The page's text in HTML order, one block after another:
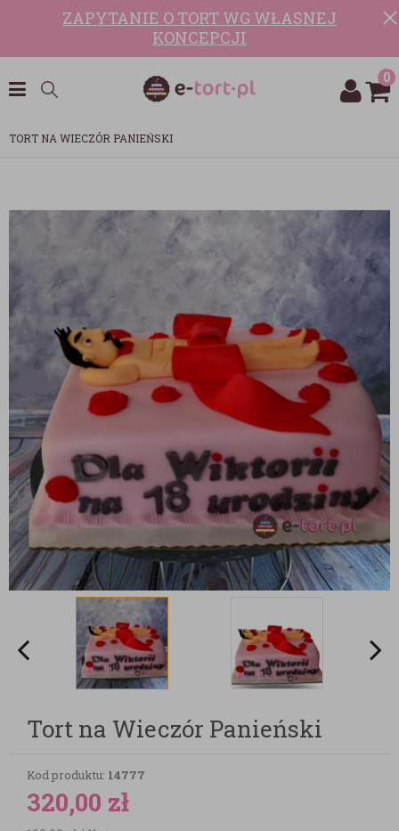
ZAPYTANIE O TORT WG WŁASNEJ
KONCEPCJI
0
TORT NA WIECZÓR PANIEŃSKI
Tort na Wieczór Panieński
Kod produktu: 14777
320,00 zł